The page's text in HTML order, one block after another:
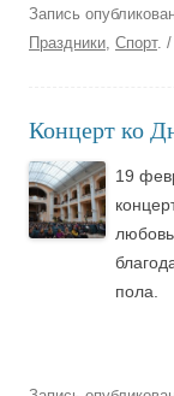
Запись
Праздники Спорт. /
Концерт ко
19
пола.